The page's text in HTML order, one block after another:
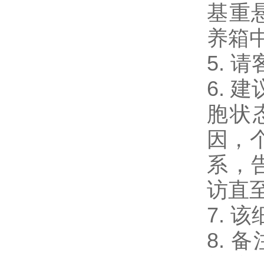
基重
养箱
5. 请
6. 建
胞状
因，
系，
访直
7. 该
8. 备